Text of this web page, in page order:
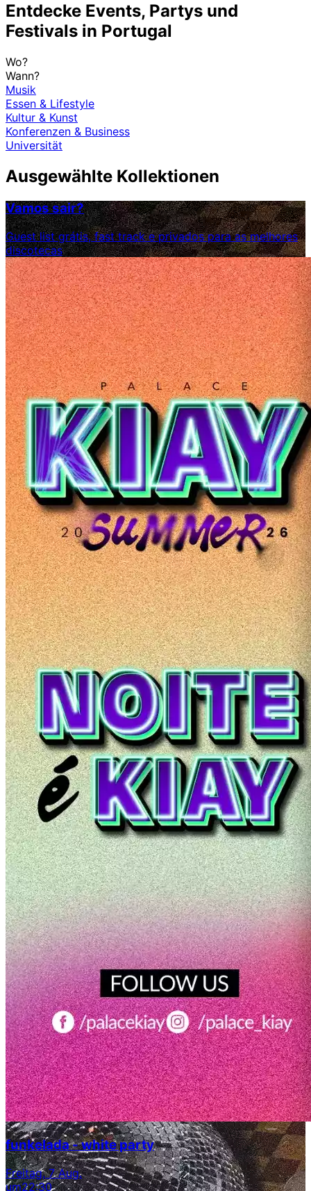
Entdecke Events, Partys und
Festivals in Portugal
Wo?
Wann?
Musik
Essen & Lifestyle
Kultur & Kunst
Konferenzen & Business
Universität
Ausgewählte Kollektionen
Vamos sair?
Guest list grátis, fast track e privados para as melhores
discotecas
funkelada - white party
Freitag, 7 Aug.
um22:30